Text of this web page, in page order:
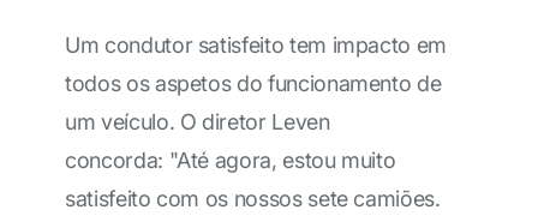
Um condutor satisfeito tem impacto em
todos os aspetos do funcionamento de
um veículo. O diretor Leven
concorda: "Até agora, estou muito
satisfeito com os nossos sete camiões.